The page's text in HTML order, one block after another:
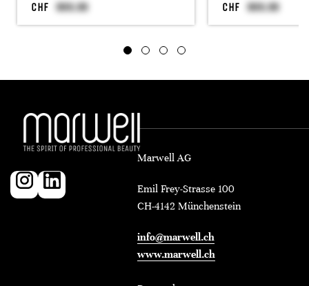
CHF CHF
Marwell AG
Emil Frey-Strasse 100
CH-4142 Münchenstein
info@marwell.ch
www.marwell.ch